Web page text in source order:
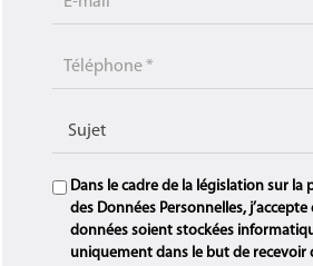
Dans le cadre de la législation sur la
des Données Personnelles, j’accepte
données soient stockées
uniquement dans le but de recevoir